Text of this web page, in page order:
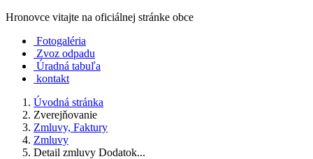
Hronovce vitajte na oficiálnej stránke obce
Fotogaléria
Zvoz odpadu
Úradná tabuľa
kontakt
Úvodná stránka
Zverejňovanie
Zmluvy, Faktury
Zmluvy
Detail zmluvy Dodatok...